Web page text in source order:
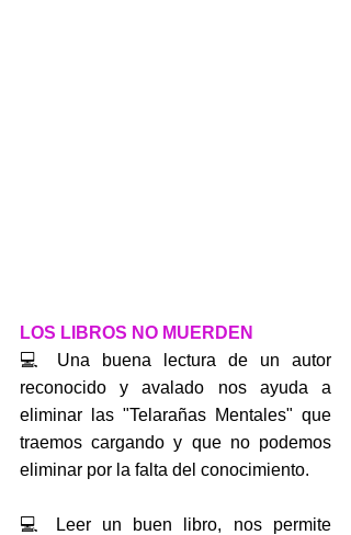
LOS LIBROS NO MUERDEN
💻 Una buena lectura de un autor
reconocido y avalado nos ayuda a
eliminar las "Telarañas Mentales" que
traemos cargando y que no podemos
eliminar por la falta del conocimiento.
💻 Leer un buen libro, nos permite